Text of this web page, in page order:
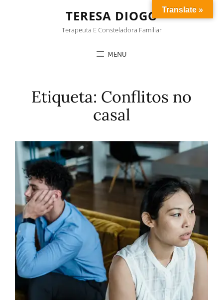
TERESA DIOGO
Terapeuta E Consteladora Familiar
MENU
Etiqueta: Conflitos no
casal
Translate »